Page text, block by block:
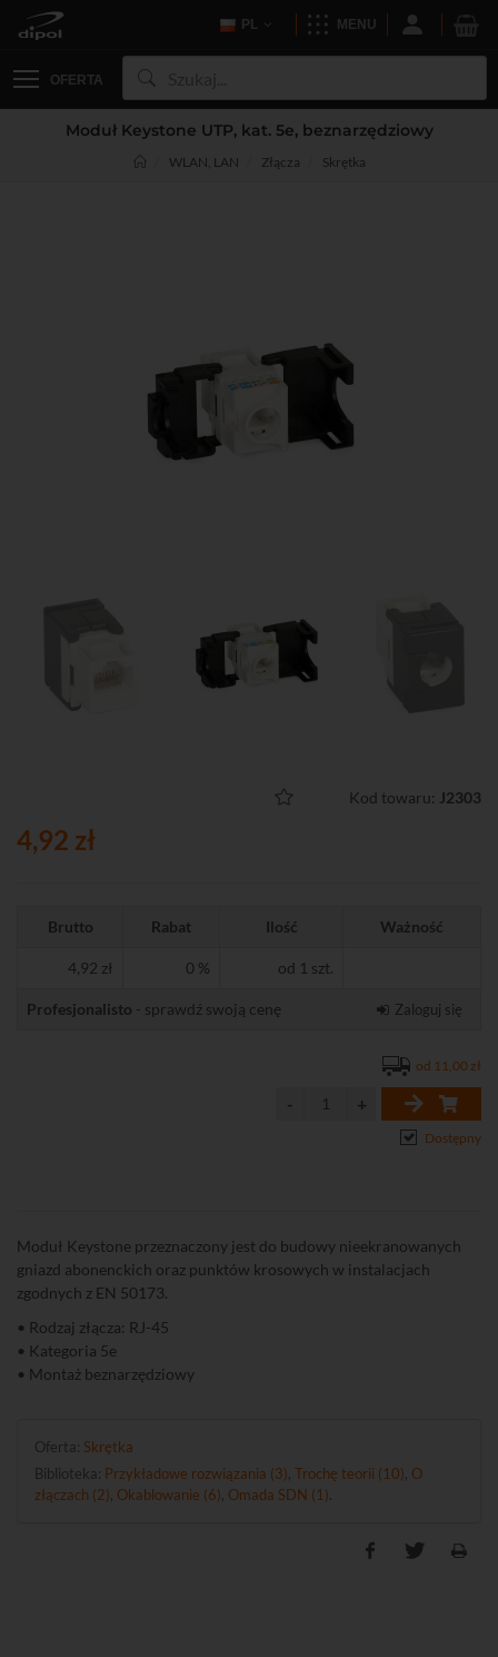
PL MENU
OFERTA
Moduł Keystone UTP, kat. 5e, beznarzędziowy
WLAN, LAN Złącza Skrętka
Kod towaru: J2303
4,92 zł
Brutto Rabat Ilość Ważność
4,92 zł 0 % od 1 szt.
Profesjonalisto - sprawdź swoją cenę Zaloguj się
od 11,00 zł
Dostępny
Moduł Keystone przeznaczony jest do budowy nieekranowanych
gniazd abonenckich oraz punktów krosowych w instalacjach
zgodnych z EN 50173.
• Rodzaj złącza: RJ-45
• Kategoria 5e
• Montaż beznarzędziowy
Oferta: Skrętka
Biblioteka: Przykładowe rozwiązania (3) Trochę teorii (10) O
złączach (2) Okablowanie (6) Omada SDN (1)